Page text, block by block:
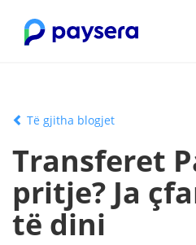
Të gjitha blogjet
Transferet
pritje? Ja
të dini